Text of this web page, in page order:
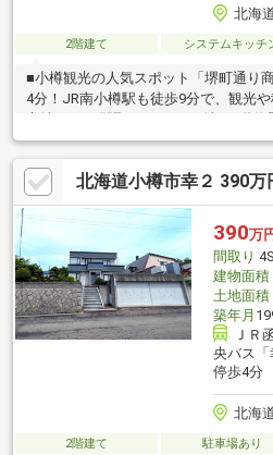
北海
2階建て システムキッチ
■小樽観光の人気スポット「堺町通り
4分！JR南小樽駅も徒歩9分で、観光
ループやファミリーでの滞在を想定
スーパー・コンビニ・ドラッグストア
セカンドハウスはもちろん、民泊・簡
をお探しの方にもおすすめです♪※宿
係機関との協議および各種許認可が
わせください♪（TEL:011-790-8100）
北海道小樽市幸２ 390万
390万
間取り
建物面積
土地面積
築年月
ＪＲ
央バス
停歩4分
北海
2階建て 駐車場あり